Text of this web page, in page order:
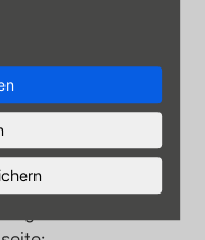
machen.
gilt für das